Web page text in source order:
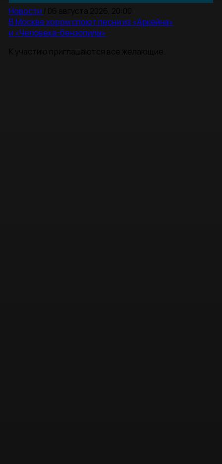
Новости
В Москве хором споют песни из «Аркейна»
и «Человека-бензопилы»